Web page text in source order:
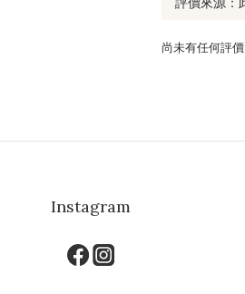
尚未有任何評價
Instagram